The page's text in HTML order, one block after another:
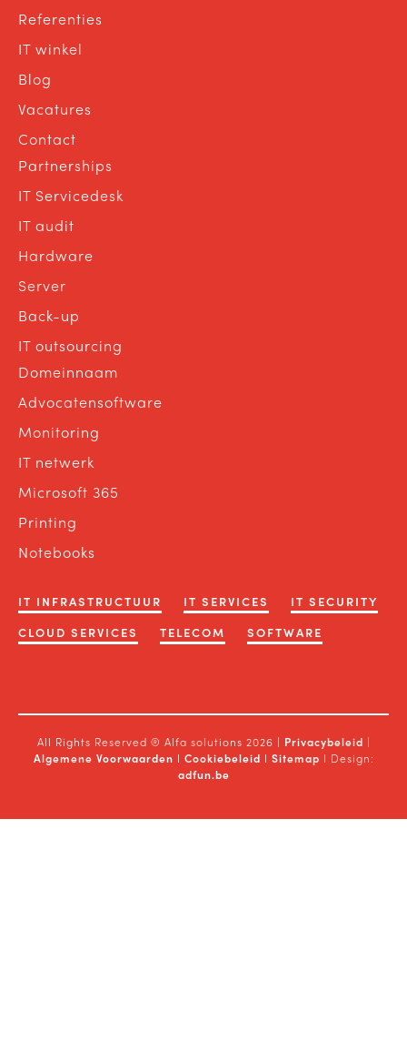
Referenties
IT winkel
Blog
Vacatures
Contact
Partnerships
IT Servicedesk
IT audit
Hardware
Server
Back-up
IT outsourcing
Domeinnaam
Advocatensoftware
Monitoring
IT netwerk
Microsoft 365
Printing
Notebooks
IT INFRASTRUCTUUR IT SERVICES
IT SECURITY
CLOUD SERVICES
TELECOM SOFTWARE
All Rights Reserved ® Alfa solutions 2026 | Privacybeleid |
Algemene Voorwaarden I Cookiebeleid I Sitemap I Design:
adfun.be